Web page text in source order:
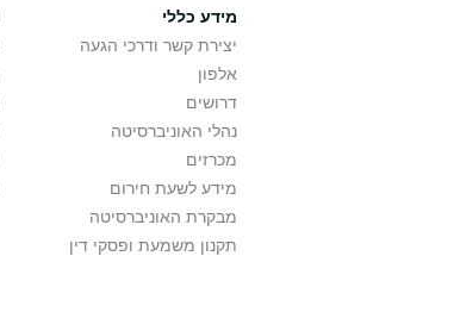
מידע כללי
יצירת קשר ודרכי הגעה
אלפון
דרושים
נהלי האוניברסיטה
מכרזים
מידע לשעת חירום
מבקרת האוניברסיטה
תקנון משמעת ופסקי דין